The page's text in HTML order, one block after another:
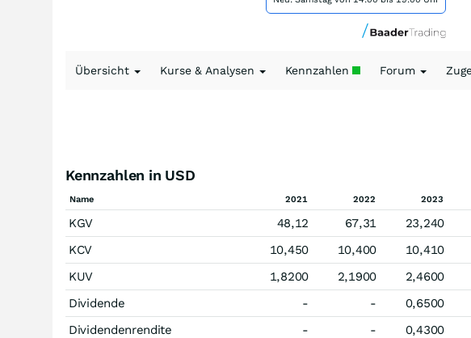
Übersicht Kurse & Analysen Kennzahlen Forum
Kennzahlen in USD
Name 2021 2022 2023
KGV 48,12 67,31 23,240
KCV
10,450 10,400 10,410
KUV
1,8200 2,1900 2,4600
Dividende
- - 0,6500
Dividendenrendite
- - 0,4300